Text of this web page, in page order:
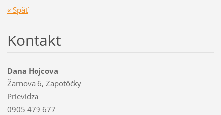
« Späť
Kontakt
Dana Hojcova
Žarnova 6, Zapotôčky
Prievidza
0905 479 677